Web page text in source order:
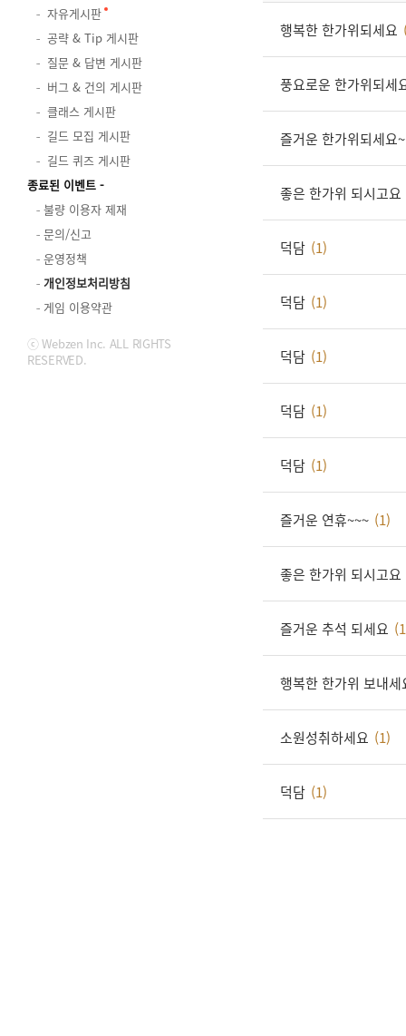
자유게시판
공략 & Tip 게시판
질문 & 답변 게시판
버그 & 건의 게시판
클래스 게시판
길드 모집 게시판
길드 퀴즈 게시판
종료된 이벤트
불량 이용자 제재
문의/신고
운영정책
개인정보처리방침
게임 이용약관
ⓒ Webzen Inc. ALL RIGHTS
RESERVED.
행복한 한가위되세요
풍요로운 한가위되세
즐거운 한가위되세요~
좋은 한가위 되시고요
덕담 (1)
덕담 (1)
덕담 (1)
덕담 (1)
덕담 (1)
즐거운 연휴~~~ (1)
좋은 한가위 되시고요
즐거운 추석 되세요
행복한 한가위 보내세
소원성취하세요 (1)
덕담 (1)